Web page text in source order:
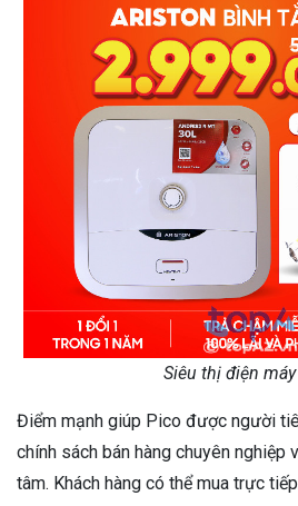
Siêu thị điện
Điểm mạnh giúp Pico được người
chính sách bán hàng chuyên nghiệp
tâm. Khách hàng có thể mua trực